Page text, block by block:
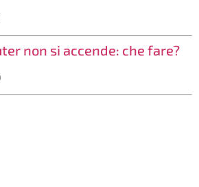
non si accende: che fare?